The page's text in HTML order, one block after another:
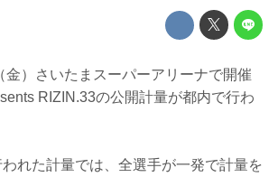
金）さいたまスーパーアリーナで開催
RIZIN.33の公開計量が都内で行わ
れた計量では、全選手が一発で計量を